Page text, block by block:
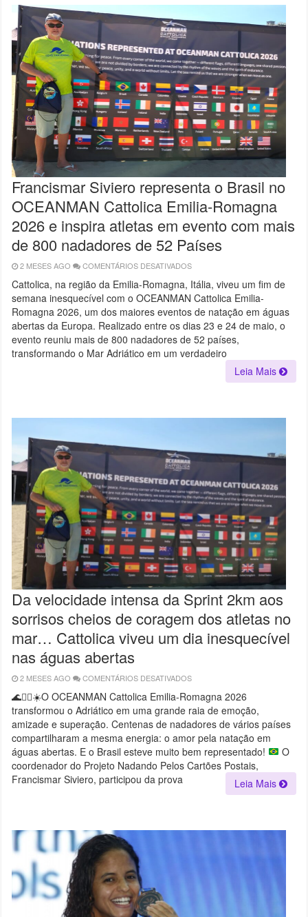
Francismar Siviero representa o Brasil no
OCEANMAN Cattolica Emilia-Romagna
2026 e inspira atletas em evento com mais
de 800 nadadores de 52 Países
2 MESES AGO COMENTÁRIOS DESATIVADOS
SIVIERO
REPRESENTA
O
BRASIL
NO
OCEANMAN
CATTOLICA
EMILIA-
ROMAGNA
2026
52
PAÍSES
Cattolica, na região da Emilia-Romagna, Itália, viveu um fim de
semana inesquecível com o OCEANMAN Cattolica Emilia-
Romagna 2026, um dos maiores eventos de natação em águas
abertas da Europa. Realizado entre os dias 23 e 24 de maio, o
evento reuniu mais de 800 nadadores de 52 países,
transformando o Mar Adriático em um verdadeiro
Leia Mais
Da velocidade intensa da Sprint 2km aos
sorrisos cheios de coragem dos atletas no
mar… Cattolica viveu um dia inesquecível
nas águas abertas
2 MESES AGO COMENTÁRIOS DESATIVADOS
VELOCIDADE
INTENSA
DA
SPRINT
2KM
AOS
SORRISOS
CHEIOS
DE
CORAGEM
🌊🏊‍♂️☀️O OCEANMAN Cattolica Emilia-Romagna 2026
transformou o Adriático em uma grande raia de emoção,
amizade e superação. Centenas de nadadores de vários países
compartilharam a mesma energia: o amor pela natação em
águas abertas. E o Brasil esteve muito bem representado!
O
coordenador do Projeto Nadando Pelos Cartões Postais,
Francismar Siviero, participou da prova
Leia Mais